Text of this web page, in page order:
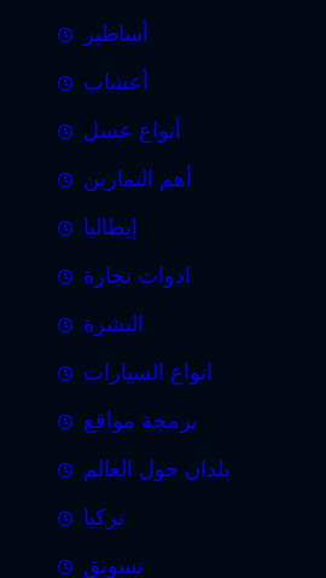
أساطير
أعشاب
أنواع عسل
أهم التمارين
إيطاليا
ادوات نجارة
البشرة
انواع السيارات
برمجة مواقع
بلدان حول العالم
تركيا
تسويق